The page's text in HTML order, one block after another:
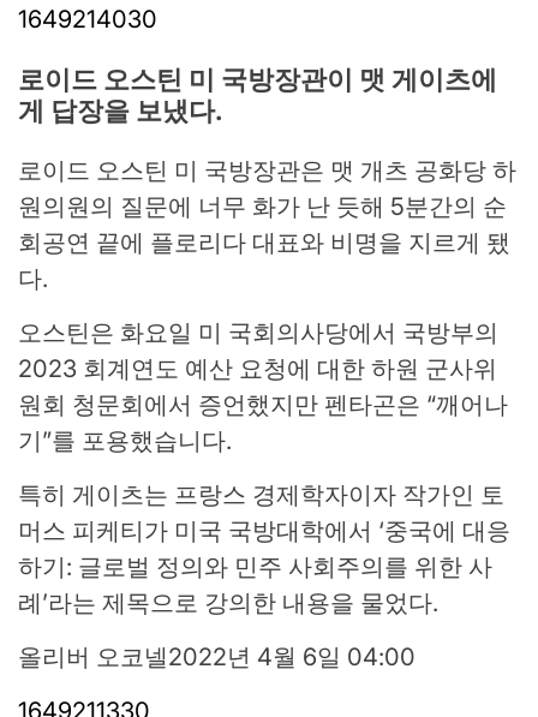
1649214030
로이드 오스틴 미 국방장관이 맷 게이츠에
게 답장을 보냈다.
로이드 오스틴 미 국방장관은 맷 개츠 공화당 하
원의원의 질문에 너무 화가 난 듯해 5분간의 순
회공연 끝에 플로리다 대표와 비명을 지르게 됐
다.
오스틴은 화요일 미 국회의사당에서 국방부의
2023 회계연도 예산 요청에 대한 하원 군사위
원회 청문회에서 증언했지만 펜타곤은 “깨어나
기”를 포용했습니다.
특히 게이츠는 프랑스 경제학자이자 작가인 토
머스 피케티가 미국 국방대학에서 ‘중국에 대응
하기: 글로벌 정의와 민주 사회주의를 위한 사
례’라는 제목으로 강의한 내용을 물었다.
올리버 오코넬2022년 4월 6일 04:00
1649211330